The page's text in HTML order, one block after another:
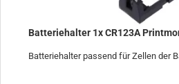
Batteriehalter 1x CR123A
Batteriehalter passend für Zellen der